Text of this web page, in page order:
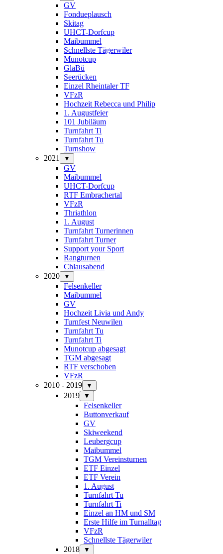
GV
Fondueplausch
Skitag
UHCT-Dorfcup
Maibummel
Schnellste Tägerwiler
Munotcup
GlaBü
Seerücken
Einzel Rheintaler TF
VFzR
Hochzeit Rebecca und Philip
1. Augustfeier
101 Jubiläum
Turnfahrt Ti
Turnfahrt Tu
Turnshow
2021
▼
GV
Maibummel
UHCT-Dorfcup
RTF Embrachertal
VFzR
Thriathlon
1. August
Turnfahrt Turnerinnen
Turnfahrt Turner
Support your Sport
Rangturnen
Chlausabend
2020
▼
Felsenkeller
Maibummel
GV
Hochzeit Livia und Andy
Turnfest Neuwilen
Turnfahrt Tu
Turnfahrt Ti
Munotcup abgesagt
TGM abgesagt
RTF verschoben
VFzR
2010 - 2019
▼
2019 ▼
Felsenkeller
Buttonverkauf
GV
Skiweekend
Leubergcup
Maibummel
TGM Vereinsturnen
ETF Einzel
ETF Verein
1. August
Turnfahrt Tu
Turnfahrt Ti
Einzel an HM und SM
Erste Hilfe im Turnalltag
VFzR
Schnellste Tägerwiler
2018
▼